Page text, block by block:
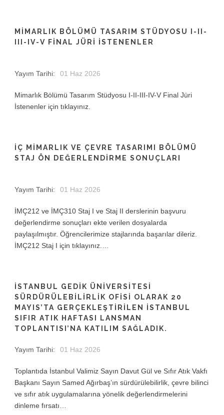
MIMARLIK BÖLÜMÜ TASARIM STÜDYOSU I-II-
III-IV-V FINAL JÜRI İSTENENLER
Yayım Tarihi: 01 Haz 2026
Mimarlık Bölümü Tasarım Stüdyosu I-II-III-IV-V Final Jüri
İstenenler için tıklayınız.
İÇ MIMARLIK VE ÇEVRE TASARIMI BÖLÜMÜ
STAJ ÖN DEĞERLENDIRME SONUÇLARI
Yayım Tarihi: 01 Haz 2026
İMÇ212 ve İMÇ310 Staj I ve Staj II derslerinin başvuru
değerlendirme sonuçları ekte verilen dosyalarda
paylaşılmıştır. Öğrencilerimize stajlarında başarılar dileriz.
İMÇ212 Staj I için tıklayınız.…
İSTANBUL GEDIK ÜNIVERSITESI
SÜRDÜRÜLEBILIRLIK OFISI OLARAK 20
MAYIS’TA GERÇEKLEŞTIRILEN İSTANBUL
SIFIR ATIK HAFTASI LANSMAN
TOPLANTISI’NA KATILIM SAĞLADIK.
Yayım Tarihi: 01 Haz 2026
Toplantıda İstanbul Valimiz Sayın Davut Gül ve Sıfır Atık Vakfı
Başkanı Sayın Samed Ağırbaş’ın sürdürülebilirlik, çevre bilinci
ve sıfır atık uygulamalarına yönelik değerlendirmelerini
dinleme fırsatı…